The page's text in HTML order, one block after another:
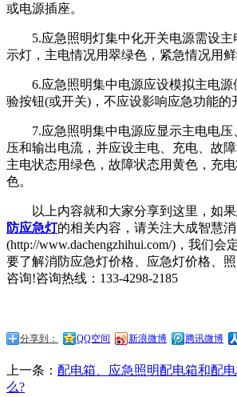
或电源插座。
5.应急照明灯集中化开关电源需设主
示灯，主电情况用翠绿色，紧急情况用鲜
6.应急照明集中电源应设模拟主电源
验按钮(或开关)，不应设影响应急功能的
7.应急照明集中电源应显示主电电压
压和输出电流，并应设主电、充电、故
主电状态用绿色，故障状态用黄色，充
色。
以上内容就和大家分享到这里，如果
防应急灯的相关内容，请关注大成智慧
(http://www.dachengzhihui.com/)，我们会
要了解消防应急灯价格、应急灯价格、
咨询!咨询热线：133-4298-2185
分享到： QQ空间 新浪微博 腾讯微博
上一条： 配电箱、应急照明配电箱和配
么?